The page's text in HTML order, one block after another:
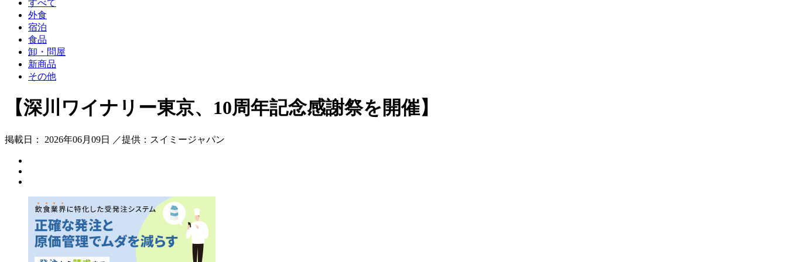
すべて
外食
宿泊
食品
卸・問屋
新商品
その他
【深川ワイナリー東京、10周年記念感謝祭を開催】
掲載日： 2026年06月09日 ／提供：スイミージャパン